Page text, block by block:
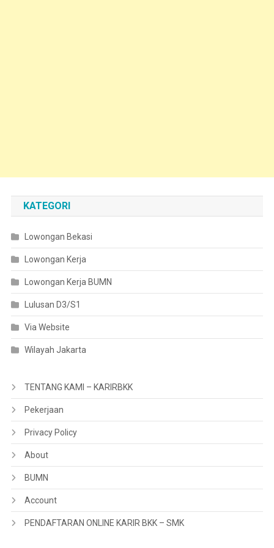
KATEGORI
Lowongan Bekasi
Lowongan Kerja
Lowongan Kerja BUMN
Lulusan D3/S1
Via Website
Wilayah Jakarta
TENTANG KAMI – KARIRBKK
Pekerjaan
Privacy Policy
About
BUMN
Account
PENDAFTARAN ONLINE KARIR BKK – SMK